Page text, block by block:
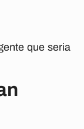
que seria